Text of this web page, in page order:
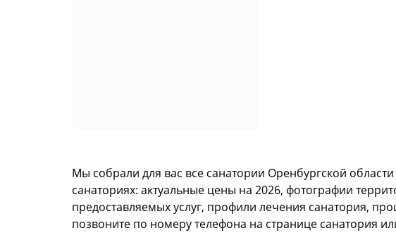
Мы собрали для вас все санатории Оренбургской
санаториях: актуальные цены на 2026, фотографии
предоставляемых услуг, профили лечения санатория,
позвоните по номеру телефона на странице санатория